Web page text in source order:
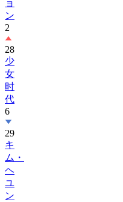
2
28
少
女
时
代
6
29
キ
ム・
ヘ
ユ
ン
1